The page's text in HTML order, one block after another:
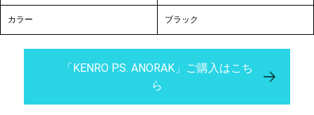
カラー ブラック
「KENRO P.S. ANORAK」ご購入はこち
ら